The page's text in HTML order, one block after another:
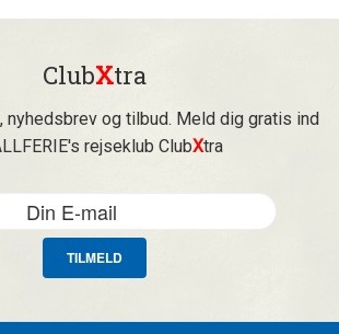
ClubXtra
nyhedsbrev og tilbud. Meld dig gratis ind
rejseklub ClubXtra
TILMELD